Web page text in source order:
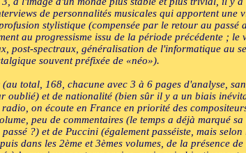
de personnalités musicales qui apportent une
stylistique (compensée par le retour au passé
au progressisme issu de la période précédente ;
post-spectraux, généralisation de l'informatique au
souvent préfixée de «néo»).
total, 168, chacune avec 3 à 6 pages d'analyse,
oublié) et de nationalité (bien sûr il y a un biais
on écoute en France en priorité des
peu de commentaires (le temps a déjà marqué
?) et de Puccini (également passéiste, mais
dans les 2ème et 3èmes volumes, de la présence